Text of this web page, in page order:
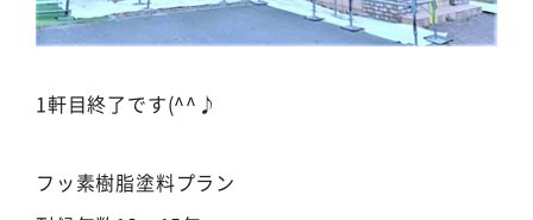
1軒目終了です(^^♪
フッ素樹脂塗料プラン